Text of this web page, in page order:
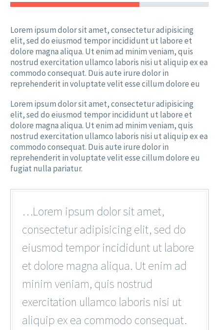
Lorem ipsum dolor sit amet, consectetur adipisicing
elit, sed do eiusmod tempor incididunt ut labore et
dolore magna aliqua. Ut enim ad minim veniam, quis
nostrud exercitation ullamco laboris nisi ut aliquip ex ea
commodo consequat. Duis aute irure dolor in
reprehenderit in voluptate velit esse cillum dolore eu
Lorem ipsum dolor sit amet, consectetur adipisicing
elit, sed do eiusmod tempor incididunt ut labore et
dolore magna aliqua. Ut enim ad minim veniam, quis
nostrud exercitation ullamco laboris nisi ut aliquip ex ea
commodo consequat. Duis aute irure dolor in
reprehenderit in voluptate velit esse cillum dolore eu
fugiat nulla pariatur.
…Lorem ipsum dolor sit amet,
consectetur adipisicing elit, sed do
eiusmod tempor incididunt ut labore
et dolore magna aliqua. Ut enim ad
minim veniam, quis nostrud
exercitation ullamco laboris nisi ut
aliquip ex ea commodo consequat.